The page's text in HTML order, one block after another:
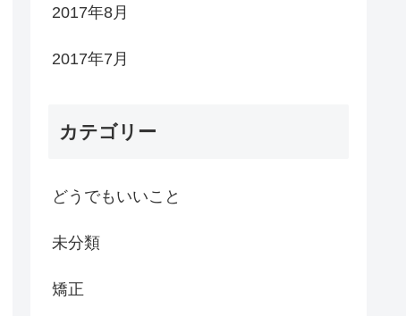
2017年8月
2017年7月
カテゴリー
どうでもいいこと
未分類
矯正